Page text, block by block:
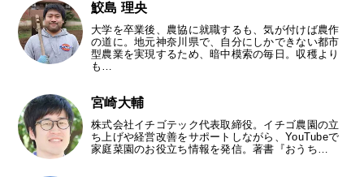
鮫島 理央
大学を卒業後、農協に就職するも、気が付けば農作
の道に。地元神奈川県で、自分にしかできない都市
型農業を実現するため、暗中模索の毎日。収穫より
も…
宮崎大輔
株式会社イチゴテック代表取締役。イチゴ農園の立
ち上げや経営改善をサポートしながら、YouTubeで
家庭菜園のお役立ち情報を発信。著書『おうち…